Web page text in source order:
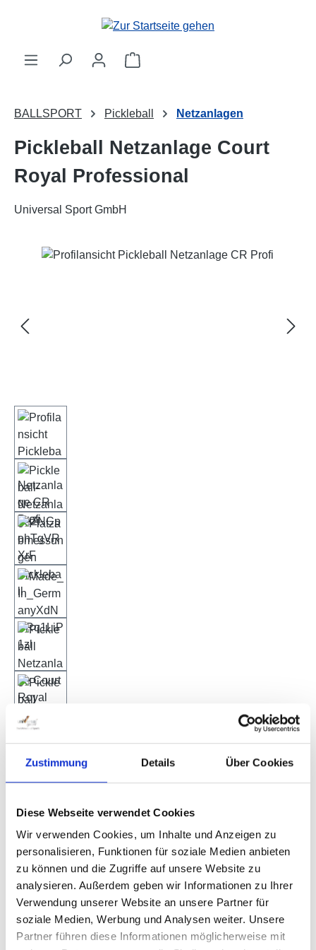
Zustimmung Details Über Cookies
Diese Webseite verwendet Cookies
Wir verwenden Cookies, um Inhalte und Anzeigen zu
personalisieren, Funktionen für soziale Medien anbieten
zu können und die Zugriffe auf unsere Website zu
analysieren. Außerdem geben wir Informationen zu Ihrer
Verwendung unserer Website an unsere Partner für
soziale Medien, Werbung und Analysen weiter. Unsere
Partner führen diese Informationen möglicherweise mit
Zum Hauptinhalt springen
Warenkorb enthält 0 Positionen.
BALLSPORT Pickleball Netzanlagen
Pickleball Netzanlage Court
Royal Professional
Universal Sport GmbH
Bildergalerie überspringen
Regulärer Preis:
1.995,00 €
Produkt Anzahl: Gib den gewünschten
In den Warenkorb
Produktnummer:404233